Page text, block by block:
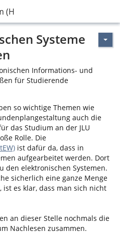
Systeme
Informations- und
für Studierende
so wichtige Themen wie
auch die
das Studium an der JLU
Rolle. Die
ist dafür da, dass in
aufgearbeitet werden. Dort
den elektronischen Systemen.
sicherlich eine ganze Menge
es klar, dass man sich nicht
an dieser Stelle nochmals die
Nachlesen zusammen.